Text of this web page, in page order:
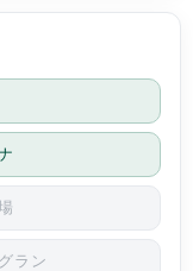
りも広々と
一泊の滞在
と感じるこ
た。次回は
今から楽し
ラン